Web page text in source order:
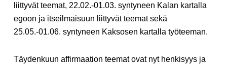
liittyvät teemat, 22.02.-01.03. syntyneen Kalan kartalla
egoon ja itseilmaisuun liittyvät teemat sekä
25.05.-01.06. syntyneen Kaksosen kartalla työteeman.
Täydenkuun affirmaation teemat ovat nyt henkisyys ja